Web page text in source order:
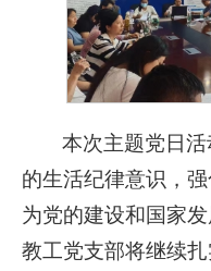
本次主题党日
的生活纪律意识，
为党的建设和国家
教工党支部将继续